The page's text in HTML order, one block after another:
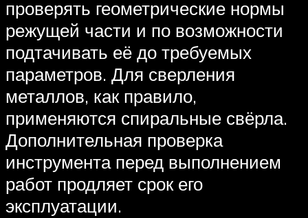
проверять геометрические нормы
режущей части и по возможности
подтачивать её до требуемых
параметров. Для сверления
металлов, как правило,
применяются спиральные свёрла.
Дополнительная проверка
инструмента перед выполнением
работ продляет срок его
эксплуатации.